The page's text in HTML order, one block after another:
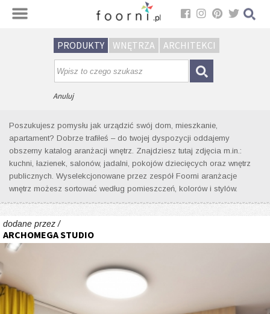
PRODUKTY WNĘTRZA ARCHITEKCI
Anuluj
Wyniki wyszukiwania wnętrz dla
tagu: drzwi chowane w ścianie
Poszukujesz pomysłu jak urządzić swój dom, mieszkanie,
apartament? Dobrze trafiłeś – do twojej dyspozycji oddajemy
obszerny katalog aranżacji wnętrz. Znajdziesz tutaj zdjęcia m.in.:
kuchni, łazienek, salonów, jadalni, pokojów dziecięcych oraz wnętrz
publicznych. Wyselekcjonowane przez zespół Foorni aranżacje
wnętrz możesz sortować według pomieszczeń, kolorów i stylów.
dodane przez /
ARCHOMEGA STUDIO